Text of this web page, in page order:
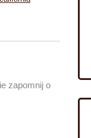
zapomnij o